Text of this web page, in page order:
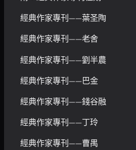
經典作家專刊——葉圣陶
經典作家專刊——老舍
經典作家專刊——劉半農
經典作家專刊——巴金
經典作家專刊——錢谷融
經典作家專刊——丁玲
經典作家專刊——曹禺